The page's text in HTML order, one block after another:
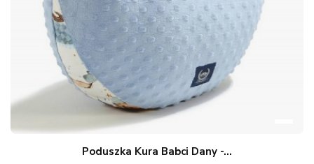
Poduszka Kura Babci Dany -...